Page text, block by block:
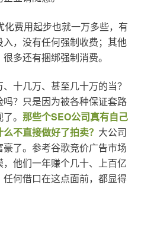
费用起步也就一万多些，有
，没有任何强制收费；其他
多还有捆绑强制消费。
十几万、甚至几十万的当？
？只是因为被各种保证套路
。 那些个SEO公司真有自己
不直接做好了拍卖？ 大公司
了。参考谷歌竞价广告市场
他们一年赚个几十、上百亿
何借口在这点面前，都显得